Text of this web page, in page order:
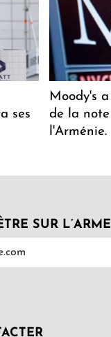
ses
Moody's
de la
l'Arménie.
SUR